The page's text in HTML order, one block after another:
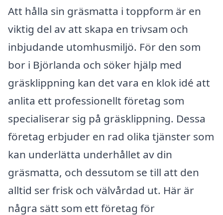
Att hålla sin gräsmatta i toppform är en
viktig del av att skapa en trivsam och
inbjudande utomhusmiljö. För den som
bor i Björlanda och söker hjälp med
gräsklippning kan det vara en klok idé att
anlita ett professionellt företag som
specialiserar sig på gräsklippning. Dessa
företag erbjuder en rad olika tjänster som
kan underlätta underhållet av din
gräsmatta, och dessutom se till att den
alltid ser frisk och välvårdad ut. Här är
några sätt som ett företag för